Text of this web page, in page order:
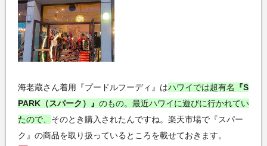
海老蔵さん着用『プードルフーディ』はハワイでは超有名
『S
PARK（スパーク）』 のもの。最近ハワイに遊びに行かれてい
たので、 そのとき購入されたんですね。楽天市場で『スパー
ク』の商品を取り扱っているところを載せておきます。